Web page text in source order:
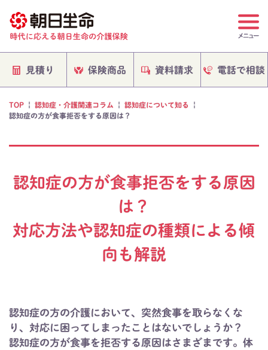
見積り 保険商品 資料請求 電話で相談
TOP | 認知症・介護関連コラム | 認知症について知る |
認知症の方が食事拒否をする原因は？
認知症の方が食事拒否をする原因
は？
対応方法や認知症の種類による傾
向も解説
認知症の方の介護において、突然食事を取らなくな
り、対応に困ってしまったことはないでしょうか？
認知症の方が食事を拒否する原因はさまざまです。体